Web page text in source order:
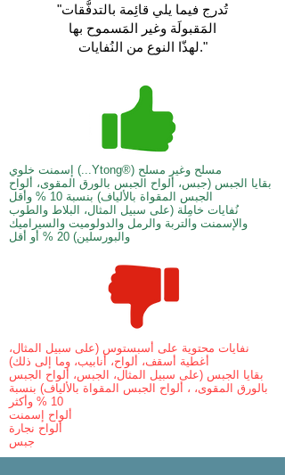
"تُدرج فيما يلي قائِمة بالتدفُّقات
المَقبولَة وغير المَسموح بها
لهذّا النوع من النُفايات."
إسمنت خلوي (...Ytong®) مسلح وغير مسلح
بقايا الجبس (جبس، ألواح الجبس بالورق المقوى، ألواح
الجبس المقواة بالألياف) بنسبة 10 % وأقل
نُفايات خامِلة (على سبيل المثال، البلاط والطوب
والإسمنت والتربة والرمل والدولوميت والسيراميك
والبورسلين) 20 % أو أقل
نفايات محتوية على أسبستوس (على سبيل المثال،
أغطية أسقف، ألواح، أنابيب، وما إلى ذلك)
بقايا الجبس (على سبيل المثال، الجبس، ألواح الجبس
بالورق المقوى، ، ألواح الجبس المقواة بالألياف) بنسبة
10 % وأكثر
ألواح إسمنت
ألواح نجارة
جبس